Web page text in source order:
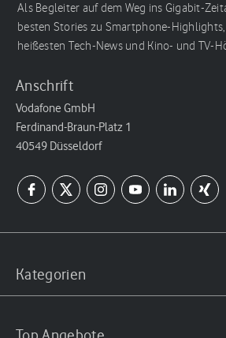
Als Begleiter auf dem Weg ins Gigabit-
besten Stories zu Smartphone-
heißesten Tech-News und Kino- und TV-
Anschrift
Vodafone GmbH
Ferdinand-Braun-Platz 1
40549 Düsseldorf
Kategorien